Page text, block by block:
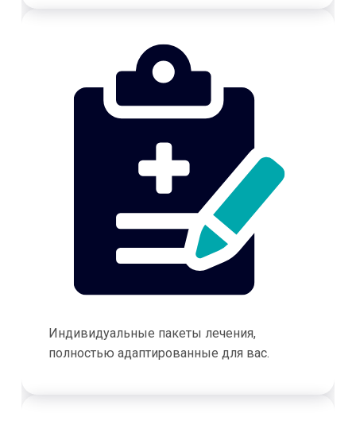
Индивидуальные пакеты лечения,
полностью адаптированные для вас.